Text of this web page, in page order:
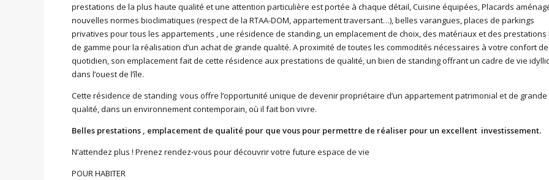
prestations de la plus haute qualité et une attention particulière est portée à chaque détail, Cuisine équipées, Placards
nouvelles normes bioclimatiques (respect de la RTAA-DOM, appartement traversant…), belles varangues, places de parkings
privatives pour tous les appartements , une résidence de standing, un emplacement de choix, des matériaux et des prestations
de gamme pour la réalisation d’un achat de grande qualité. A proximité de toutes les commodités nécessaires à votre confort
quotidien, son emplacement fait de cette résidence aux prestations de qualité, un bien de standing offrant un cadre de vie
dans l’ouest de l’île.
Cette résidence de standing vous offre l’opportunité unique de devenir propriétaire d’un appartement patrimonial et de grande
qualité, dans un environnement contemporain, où il fait bon vivre.
Belles prestations , emplacement de qualité pour que vous pour permettre de réaliser pour un excellent investissement.
N’attendez plus ! Prenez rendez-vous pour découvrir votre future espace de vie
POUR HABITER